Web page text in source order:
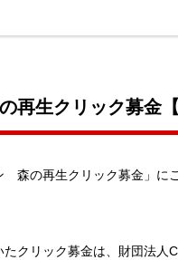
生クリック募金【
森の再生クリック募金」に
クリック募金は、財団法人